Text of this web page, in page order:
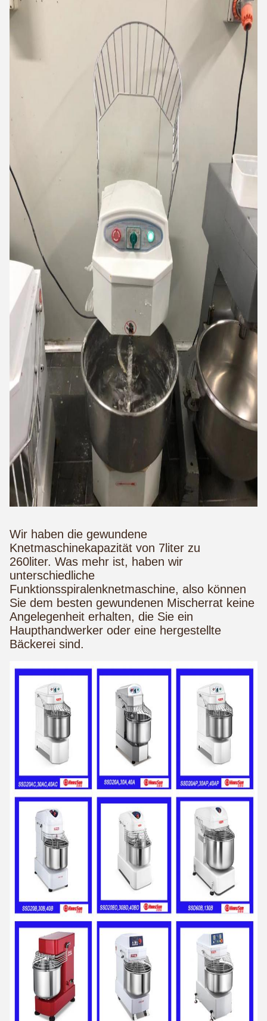
Wir haben die gewundene
Knetmaschinekapazität von 7liter zu
260liter. Was mehr ist, haben wir
unterschiedliche
Funktionsspiralenknetmaschine, also können
Sie dem besten gewundenen Mischerrat keine
Angelegenheit erhalten, die Sie ein
Haupthandwerker oder eine hergestellte
Bäckerei sind.